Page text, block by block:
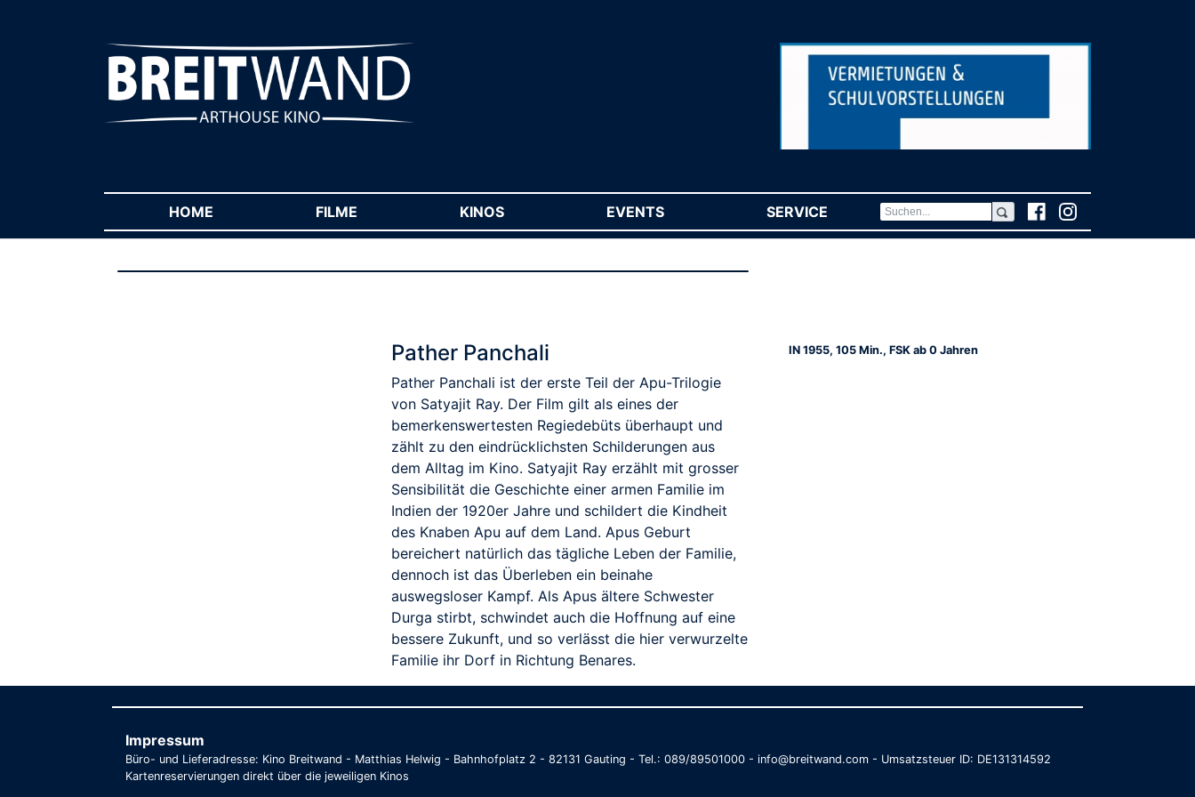
HOME FILME KINOS EVENTS SERVICE (CURRENT)
Pather Panchali
Pather Panchali ist der erste Teil der Apu-Trilogie
von Satyajit Ray. Der Film gilt als eines der
bemerkenswertesten Regiedebüts überhaupt und
zählt zu den eindrücklichsten Schilderungen aus
dem Alltag im Kino. Satyajit Ray erzählt mit grosser
Sensibilität die Geschichte einer armen Familie im
Indien der 1920er Jahre und schildert die Kindheit
des Knaben Apu auf dem Land. Apus Geburt
bereichert natürlich das tägliche Leben der Familie,
dennoch ist das Überleben ein beinahe
auswegsloser Kampf. Als Apus ältere Schwester
Durga stirbt, schwindet auch die Hoffnung auf eine
bessere Zukunft, und so verlässt die hier verwurzelte
Familie ihr Dorf in Richtung Benares.
IN 1955, 105 Min., FSK ab 0 Jahren
Impressum
Büro- und Lieferadresse: Kino Breitwand - Matthias Helwig - Bahnhofplatz 2 - 82131 Gauting - Tel.: 089/89501000 - info@breitwand.com - Umsatzsteuer ID: DE131314592
Kartenreservierungen direkt über die jeweiligen Kinos